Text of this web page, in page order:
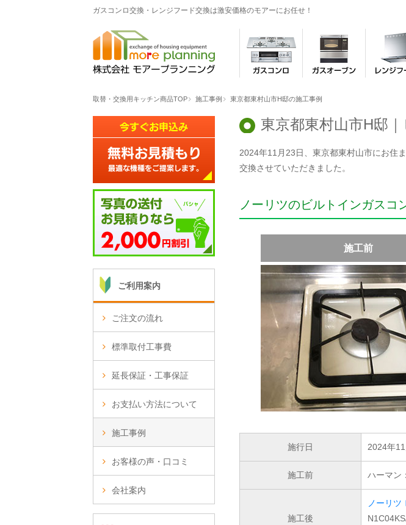
ガスコンロ交換・レンジフード交換は激安価格のモアーにお任せ！
取替・交換用キッチン商品TOP 施工事例 東京都東村山市H邸の施工事例
東京都東村山市H邸
2024年11月23日、東京都東村山市にお住
交換させていただきました。
ノーリツのビルトインガスコ
施工前
施行日 2024年
施工前 ハーマン
施工後
ノーリツ
ご利用案内
ご注文の流れ
標準取付工事費
延長保証・工事保証
お支払い方法について
施工事例
お客様の声・口コミ
会社案内